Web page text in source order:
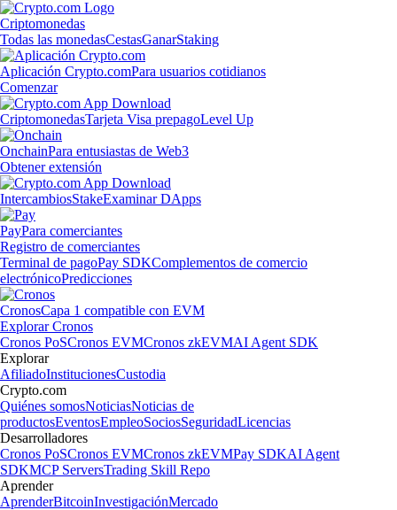
Criptomonedas
Todas las monedasCestasGanarStaking
Aplicación Crypto.comPara usuarios cotidianos
Comenzar
CriptomonedasTarjeta Visa prepagoLevel Up
OnchainPara entusiastas de Web3
Obtener extensión
IntercambiosStakeExaminar DApps
PayPara comerciantes
Registro de comerciantes
Terminal de pagoPay SDKComplementos de comercio
electrónicoPredicciones
CronosCapa 1 compatible con EVM
Explorar Cronos
Cronos PoSCronos EVMCronos zkEVMAI Agent SDK
Explorar
AfiliadoInstitucionesCustodia
Crypto.com
Quiénes somosNoticiasNoticias de
productosEventosEmpleoSociosSeguridadLicencias
Desarrolladores
Cronos PoSCronos EVMCronos zkEVMPay SDKAI Agent
SDKMCP ServersTrading Skill Repo
Aprender
AprenderBitcoinInvestigaciónMercado